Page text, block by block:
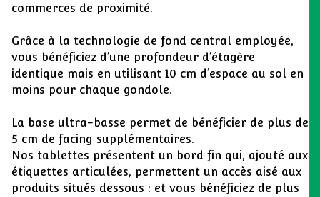
commerces de proximité.
Grâce à la technologie de fond central employée,
vous bénéficiez d’une profondeur d’étagère
identique mais en utilisant 10 cm d’espace au sol en
moins pour chaque gondole.
La base ultra-basse permet de bénéficier de plus de
5 cm de facing supplémentaires.
Nos tablettes présentent un bord fin qui, ajouté aux
étiquettes articulées, permettent un accès aisé aux
produits situés dessous : et vous bénéficiez de plus